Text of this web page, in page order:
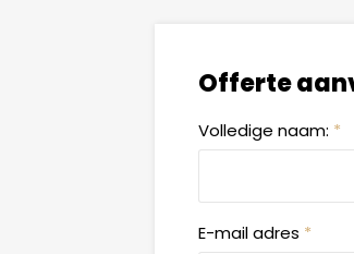
Offerte
Volledige naam: *
E-mail adres *